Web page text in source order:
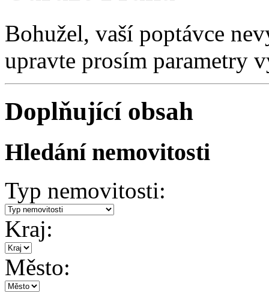
Bohužel, vaší poptávce
upravte prosím parametry
Doplňující obsah
Hledání nemovitosti
Typ nemovitosti:
Kraj:
Město: